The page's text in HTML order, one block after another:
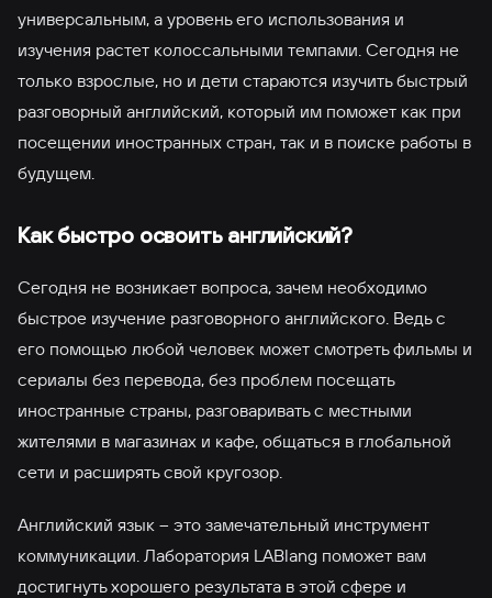
универсальным, а уровень его использования и
изучения растет колоссальными темпами. Сегодня не
только взрослые, но и дети стараются изучить быстрый
разговорный английский, который им поможет как при
посещении иностранных стран, так и в поиске работы в
будущем.
Как быстро освоить английский?
Сегодня не возникает вопроса, зачем необходимо
быстрое изучение разговорного английского. Ведь с
его помощью любой человек может смотреть фильмы и
сериалы без перевода, без проблем посещать
иностранные страны, разговаривать с местными
жителями в магазинах и кафе, общаться в глобальной
сети и расширять свой кругозор.
Английский язык – это замечательный инструмент
коммуникации. Лаборатория LABlang поможет вам
достигнуть хорошего результата в этой сфере и